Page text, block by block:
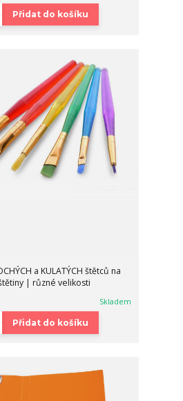
Přidat do košíku
a KULATÝCH štětců na
| různé velikosti
Skladem
Přidat do košíku